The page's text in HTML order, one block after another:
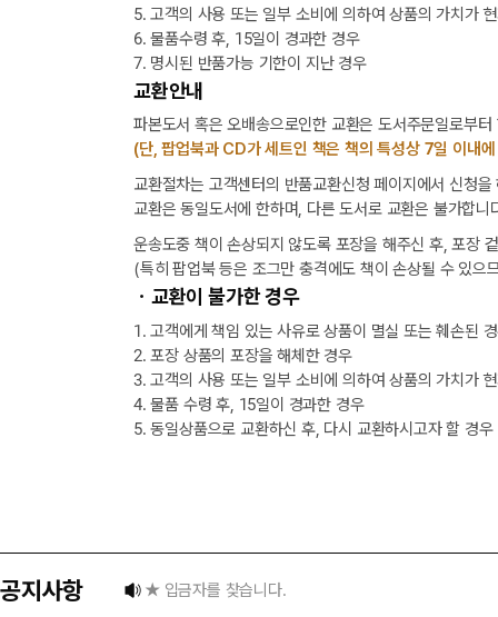
5. 고객의 사용 또는 일부 소비에 의하여 상품의 가치가
6. 물품수령 후, 15일이 경과한 경우
7. 명시된 반품가능 기한이 지난 경우
교환안내
파본도서 혹은 오배송으로인한 교환은 도서주문일로부
(단, 팝업북과 CD가 세트인 책은 책의 특성상 7일 이내
교환절차는 고객센터의 반품교환신청 페이지에서 신청
교환은 동일도서에 한하며, 다른 도서로 교환은 불가합니
운송도중 책이 손상되지 않도록 포장을 해주신 후, 포장
(특히 팝업북 등은 조그만 충격에도 책이 손상될 수 있으
ㆍ교환이 불가한 경우
1. 고객에게 책임 있는 사유로 상품이 멸실 또는 훼손된
2. 포장 상품의 포장을 해체한 경우
3. 고객의 사용 또는 일부 소비에 의하여 상품의 가치가
4. 물품 수령 후, 15일이 경과한 경우
5. 동일상품으로 교환하신 후, 다시 교환하시고자 할 경
공지사항
택배 없는 날 배송 업무 안내
★ 입금자를 찾습니다.